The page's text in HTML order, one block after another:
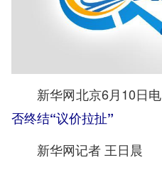
新华网北京6月10日电
否终结“议价拉扯”
新华网记者 王日晨